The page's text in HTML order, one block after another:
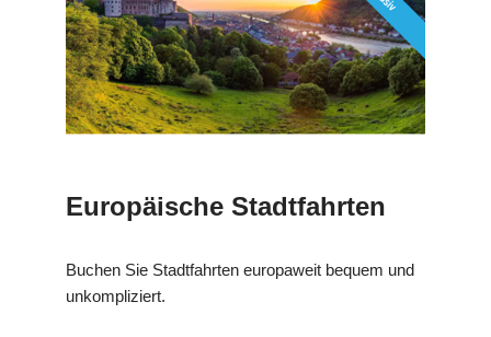
Europäische Stadtfahrten
Buchen Sie Stadtfahrten europaweit bequem und
unkompliziert.